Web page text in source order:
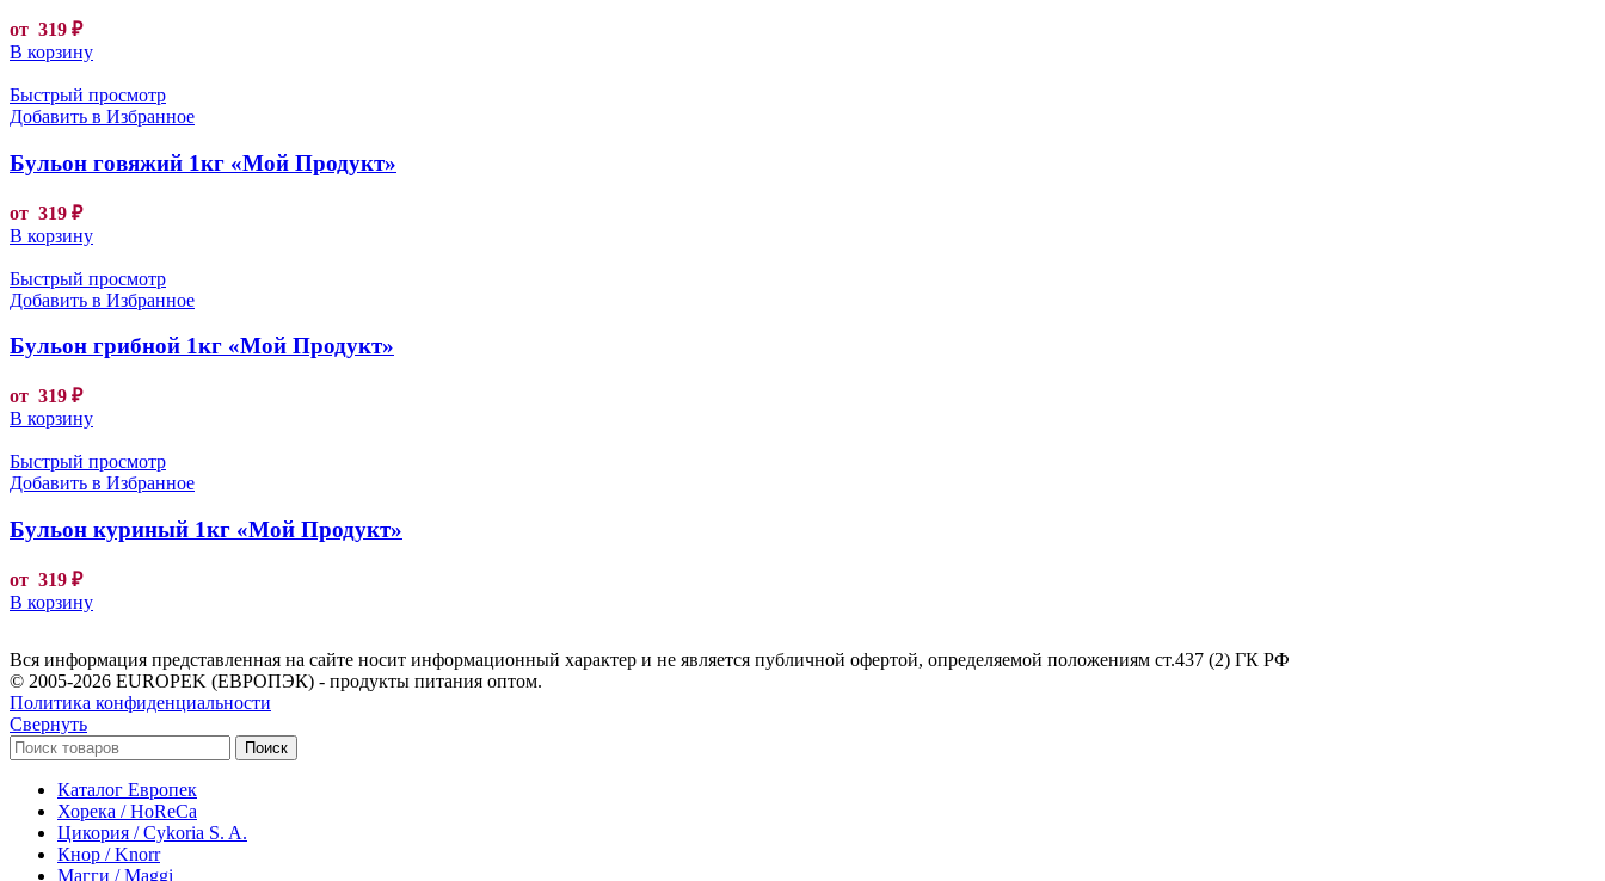
от 319 ₽
В корзину
Быстрый просмотр
Добавить в Избранное
Бульон говяжий 1кг «Мой Продукт»
от 319 ₽
В корзину
Быстрый просмотр
Добавить в Избранное
Бульон грибной 1кг «Мой Продукт»
от 319 ₽
В корзину
Быстрый просмотр
Добавить в Избранное
Бульон куриный 1кг «Мой Продукт»
от 319 ₽
В корзину
Вся информация представленная на сайте носит информационный характер и не является публичной офертой, определяемой положениям ст.437 (2) ГК РФ
© 2005-2026 EUROPEK (ЕВРОПЭК) - продукты питания оптом.
Политика конфиденциальности
Свернуть
Поиск
Каталог Европек
Хорека / HoReCa
Цикория / Cykoria S. A.
Кнор / Knorr
Магги / Maggi